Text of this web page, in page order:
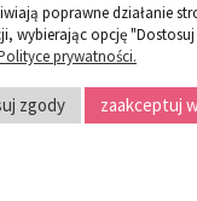
poprawne działanie
wybierając opcję
prywatności.
zgody zaakceptuj